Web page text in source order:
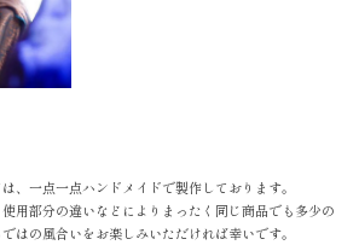
、一点一点ハンドメイドで製作しております。
用部分の違いなどによりまったく同じ商品でも多少の
はの風合いをお楽しみいただければ幸いです。